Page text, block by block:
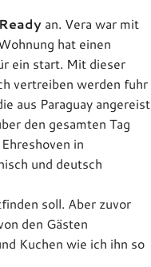
an. Vera war mit
hat einen
ein start. Mit dieser
vertreiben werden fuhr
aus Paraguay angereist
den gesamten Tag
in
und deutsch
soll. Aber zuvor
den Gästen
Kuchen wie ich ihn so